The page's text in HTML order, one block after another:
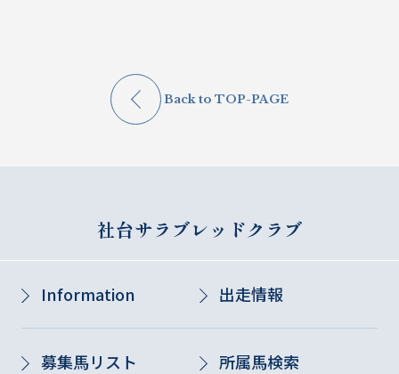
Back to TOP-PAGE
社台サラブレッドクラブ
Information 出走情報
募集馬リスト 所属馬検索